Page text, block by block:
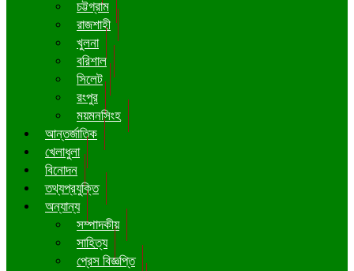
চট্টগ্রাম
রাজশাহী
খুলনা
বরিশাল
সিলেট
রংপুর
ময়মনসিংহ
আন্তর্জাতিক
খেলাধুলা
বিনোদন
তথ্যপ্রযুক্তি
অন্যান্য
সম্পাদকীয়
সাহিত্য
প্রেস বিজ্ঞপ্তি